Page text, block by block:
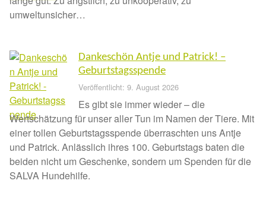
Unsere Notnasen
Notnasen noch im Ausland
Notnasen mit Handicap
Wichtige Gedanken vor der Adoption
Sicherheitsgeschirr
umweltunsicher…
Dankeschön Antje und Patrick! –
Geburtstagsspende
Veröffentlicht: 9. August 2026
Es gibt sie immer wieder – die
Wertschätzung für unser aller Tun im Namen der Tiere. Mit
einer tollen Geburtstagsspende überraschten uns Antje
und Patrick. Anlässlich ihres 100. Geburtstags baten die
beiden nicht um Geschenke, sondern um Spenden für die
SALVA Hundehilfe.